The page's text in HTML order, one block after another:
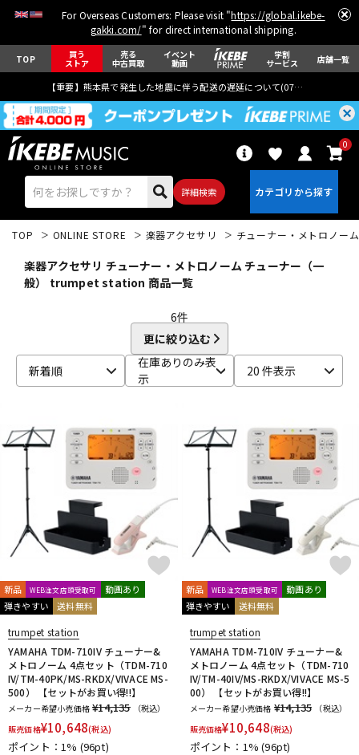
For Overseas Customers: Please visit "https://global.ikebe-
gakki.com/" for direct international shipping.
TOP 買う
ストア
売る
中古買取
イベント
動画
学割
サービス 店舗一覧
【重要】熊本県で発生した地震に伴う配送の遅延について(07月29日
詳細検索
0
ベース ウクレレ
ドラム パーカッション
キーボード 電子ピアノ
管楽器 その他楽器
アンプ エフェクター
DJ機器 DTM
DTM オンライン納品 レコーディング機器
TOP ONLINE STORE 楽器アクセサリ チューナー・メトロノーム
楽器アクセサリ チューナー・メトロノーム チューナー（一
般） trumpet station 商品一覧
6件
更に絞り込む
新着順
在庫ありのみ表
示
20 件表示
新品 WEB注文店頭受取可
動画あり
弾きやすい
送料無料
trumpet station
YAMAHA TDM-710IV チューナー&
メトロノーム 4点セット（TDM-710
IV/TM-40PK/MS-RKDX/VIVACE MS-
500） 【セットがお買い得!!】
メーカー希望小売価格 ¥14,135
（税込）
販売価格¥10,648(税込)
ポイント：1% (96pt)
新品 WEB注文店頭受取可
動画あり
弾きやすい
送料無料
trumpet station
YAMAHA TDM-710IV チューナー&
メトロノーム 4点セット（TDM-710
IV/TM-40IV/MS-RKDX/VIVACE MS-5
00） 【セットがお買い得!!】
メーカー希望小売価格 ¥14,135
（税込）
販売価格¥10,648(税込)
ポイント：1%(96pt)